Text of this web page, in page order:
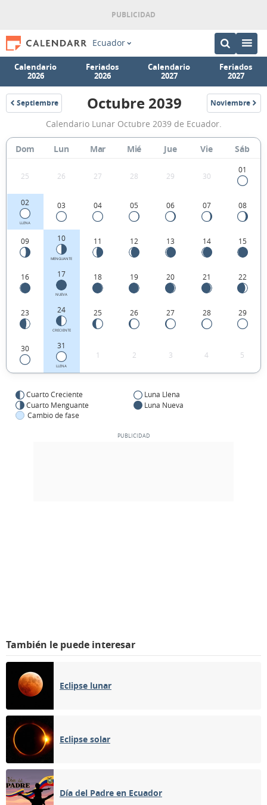
Ecuador
Calendario
2026
Feriados
2026
Calendario
2027
Feriados
2027
Septiembre
2039
Calendario
Lunar
Octubre
Ecuador.
Octubre 2039 Noviembre
2039
Calendario Lunar Octubre 2039 de Ecuador.
Dom Lun Mar Mié Jue Vie Sáb
25 26 27 28 29 30
01
02
LLENA
03 04 05 06 07 08
09 10
MENGUANTE
11 12 13 14 15
16 17
NUEVA
18 19 20 21 22
23 24
CRECIENTE
25 26 27 28 29
30 31
LLENA
1 2 3 4 5
Cuarto Creciente
Luna Llena
Cuarto Menguante
Luna Nueva
Cambio de fase
También le puede interesar
Eclipse lunar
Eclipse solar
Día del Padre en Ecuador